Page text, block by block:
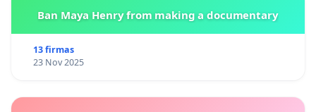
Ban Maya Henry from making a documentary
13 firmas
23 Nov 2025